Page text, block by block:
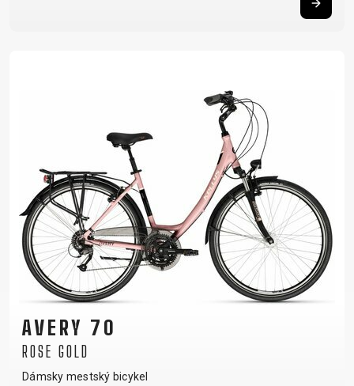
AVERY 70
ROSE GOLD
Dámsky mestský bicykel